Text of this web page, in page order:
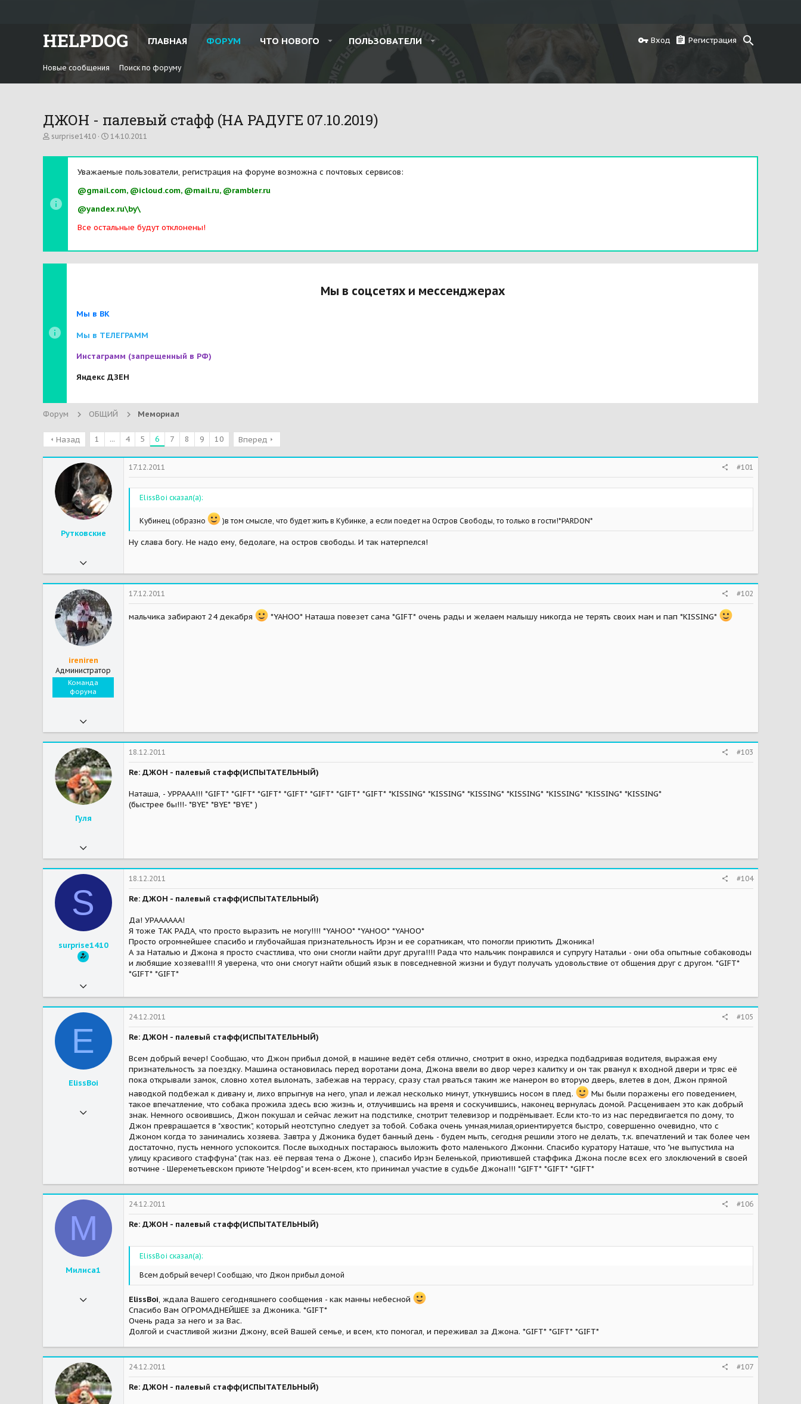
HELPDOG ГЛАВНАЯ ФОРУМ ЧТО НОВОГО ПОЛЬЗОВАТЕЛИ Вход Регистрация
Новые сообщения Поиск по форуму
ДЖОН - палевый стафф (НА РАДУГЕ 07.10.2019)
А
т
м
ы
surprise1410
Д
т
н
ч
л
14.10.2011
Уважаемые пользователи, регистрация на форуме возможна с почтовых сервисов:
@gmail.com, @icloud.com, @mail.ru, @rambler.ru
@yandex.ru\by\
Все остальные будут отклонены!
Мы в соцсетях и мессенджерах
Мы в ВК
Мы в ТЕЛЕГРАММ
Инстаграмм (запрещенный в РФ)
Яндекс ДЗЕН
Форум ОБЩИЙ Мемориал
Назад 1 ... 4 5 6 7 8 9 10 Вперед
Рутковские
14 510
38
Мытищи МО
17.12.2011 #101
ElissBoi сказал(а):
Кубинец (образно )в том смысле, что будет жить в Кубинке, а если поедет на Остров Свободы, то только в гости!*PARDON*
Ну слава богу. Не надо ему, бедолаге, на остров свободы. И так натерпелся!
ireniren
Администратор
Команда
форума
27 089
83
17.12.2011 #102
мальчика забирают 24 декабря *YAHOO* Наташа повезет сама *GIFT* очень рады и желаем малышу никогда не терять своих мам и пап *KISSING*
Гуля
11 812
38
59
Мои зверушки
18.12.2011 #103
Re: ДЖОН - палевый стафф(ИСПЫТАТЕЛЬНЫЙ)
Наташа, - УРРААА!!! *GIFT* *GIFT* *GIFT* *GIFT* *GIFT* *GIFT* *GIFT* *KISSING* *KISSING* *KISSING* *KISSING* *KISSING* *KISSING* *KISSING*
(быстрее бы!!!- *BYE* *BYE* *BYE* )
S
surprise1410
21
1
Мои зверушки
18.12.2011 #104
Re: ДЖОН - палевый стафф(ИСПЫТАТЕЛЬНЫЙ)
Да! УРАААААА!
Я тоже ТАК РАДА, что просто выразить не могу!!!! *YAHOO* *YAHOO* *YAHOO*
Просто огромнейшее спасибо и глубочайшая признательность Ирэн и ее соратникам, что помогли приютить Джоника!
А за Наталью и Джона я просто счастлива, что они смогли найти друг друга!!!! Рада что мальчик понравился и супругу Натальи - они оба опытные собаководы
и любящие хозяева!!!! Я уверена, что они смогут найти общий язык в повседневной жизни и будут получать удовольствие от общения друг с другом. *GIFT*
*GIFT* *GIFT*
E
ElissBoi
Мои зверушки
Любимые тиграши - стаффы Гарри и Сэм на Радуге по старости. Лесной найдёныш-дворик Бука и стаффик Джон - Джонатан Свифт из Шереметьевских радуют меня каждый день!
24.12.2011 #105
Re: ДЖОН - палевый стафф(ИСПЫТАТЕЛЬНЫЙ)
Всем добрый вечер! Сообщаю, что Джон прибыл домой, в машине ведёт себя отлично, смотрит в окно, изредка подбадривая водителя, выражая ему
признательность за поездку. Машина остановилась перед воротами дома, Джона ввели во двор через калитку и он так рванул к входной двери и тряс её
пока открывали замок, словно хотел выломать, забежав на террасу, сразу стал рваться таким же манером во вторую дверь, влетев в дом, Джон прямой
наводкой подбежал к дивану и, лихо впрыгнув на него, упал и лежал несколько минут, уткнувшись носом в плед.
Мы были поражены его поведением,
такое впечатление, что собака прожила здесь всю жизнь и, отлучившись на время и соскучившись, наконец вернулась домой. Расцениваем это как добрый
знак. Немного освоившись, Джон покушал и сейчас лежит на подстилке, смотрит телевизор и подрёмывает. Если кто-то из нас передвигается по дому, то
Джон превращается в "хвостик", который неотступно следует за тобой. Собака очень умная,милая,ориентируется быстро, совершенно очевидно, что с
Джоном когда то занимались хозяева. Завтра у Джоника будет банный день - будем мыть, сегодня решили этого не делать, т.к. впечатлений и так более чем
достаточно, пусть немного успокоится. После выходных постараюсь выложить фото маленького Джонни. Спасибо куратору Наташе, что "не выпустила на
улицу красивого стаффуна" (так наз. её первая тема о Джоне ), спасибо Ирэн Беленькой, приютившей стаффика Джона после всех его злоключений в своей
вотчине - Шереметьевском приюте "Helpdog" и всем-всем, кто принимал участие в судьбе Джона!!! *GIFT* *GIFT* *GIFT*
М
Милиса1
16
Мои зверушки
24.12.2011 #106
Re: ДЖОН - палевый стафф(ИСПЫТАТЕЛЬНЫЙ)
ElissBoi сказал(а):
Всем добрый вечер! Сообщаю, что Джон прибыл домой
ElissBoi, ждала Вашего сегодняшнего сообщения - как манны небесной
Спасибо Вам ОГРОМАДНЕЙШЕЕ за Джоника. *GIFT*
Очень рада за него и за Вас.
Долгой и счастливой жизни Джону, всей Вашей семье, и всем, кто помогал, и переживал за Джона. *GIFT* *GIFT* *GIFT*
24.12.2011 #107
Re: ДЖОН - палевый стафф(ИСПЫТАТЕЛЬНЫЙ)